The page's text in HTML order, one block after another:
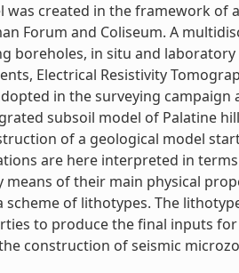
was created in the framework of
Forum and Coliseum. A
boreholes, in situ and
Electrical Resistivity
in the surveying
subsoil model of Palatine
of a geological model
are here interpreted in
means of their main physical
scheme of lithotypes. The
to produce the final inputs
construction of seismic